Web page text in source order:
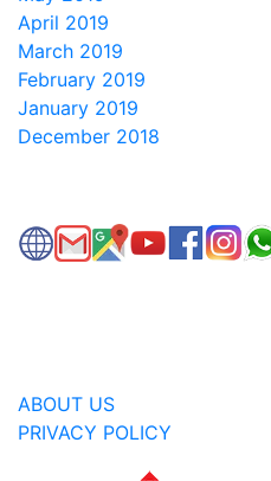
April 2019
March 2019
February 2019
January 2019
December 2018
ABOUT US
PRIVACY POLICY